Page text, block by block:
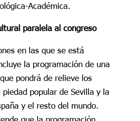
Académica.
paralela al congreso
en las que se está
la programación de una
pondrá de relieve los
popular de Sevilla y la
y el resto del mundo.